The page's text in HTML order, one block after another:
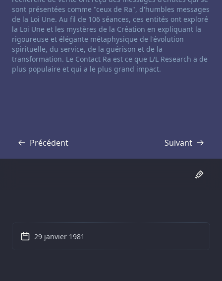
sont présentées comme "ceux de Ra", d'humbles messages
de la Loi Une. Au fil de 106 séances, ces entités ont exploré
la Loi Une et les mystères de la Création en expliquant la
rigoureuse et élégante métaphysique de l'évolution
spirituelle, du service, de la guérison et de la
transformation. Le Contact Ra est ce que L/L Research a de
plus populaire et qui a le plus grand impact.
Précédent
Transcription Suivant
Transcription
29 janvier 1981